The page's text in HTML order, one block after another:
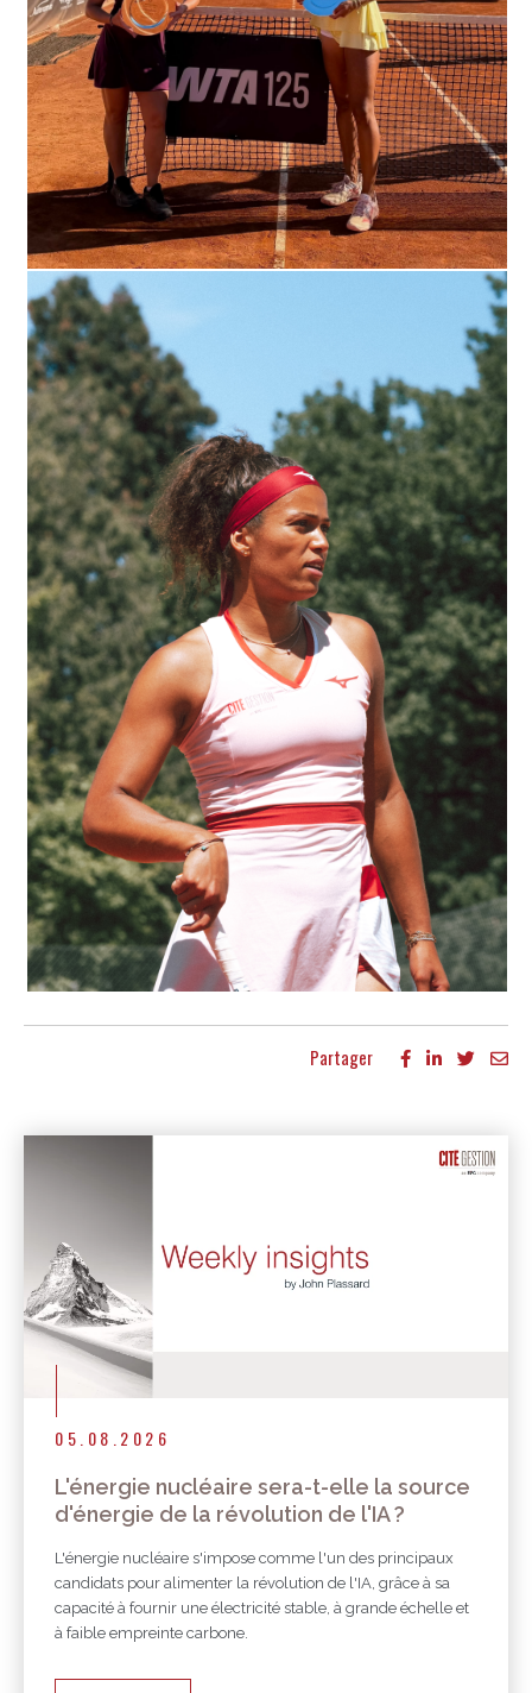
Partager
05.08.2026
L'énergie nucléaire sera-t-elle la source
d'énergie de la révolution de l'IA ?
L'énergie nucléaire s'impose comme l'un des principaux
candidats pour alimenter la révolution de l'IA, grâce à sa
capacité à fournir une électricité stable, à grande échelle et
à faible empreinte carbone.